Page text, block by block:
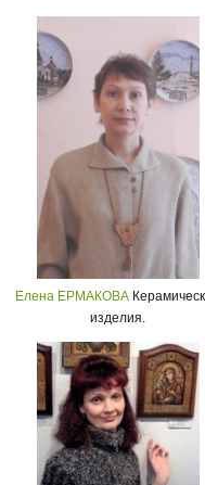
Елена ЕРМАКОВА
изделия.